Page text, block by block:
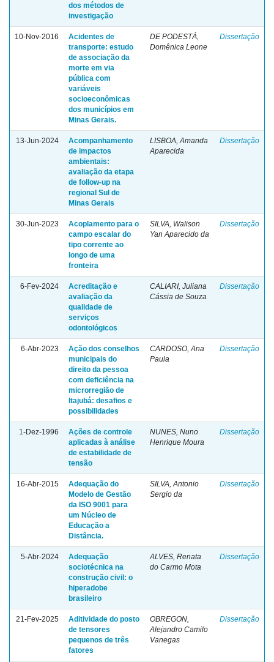
dos métodos de
investigação
10-Nov-2016
Acidentes de
transporte: estudo
de associação da
morte em via
pública com
variáveis
socioeconômicas
dos municípios em
Minas Gerais.
DE PODESTÁ,
Domênica Leone
Dissertação
13-Jun-2024
Acompanhamento
de impactos
ambientais:
avaliação da etapa
de follow-up na
regional Sul de
Minas Gerais
LISBOA, Amanda
Aparecida
Dissertação
30-Jun-2023
Acoplamento para o
campo escalar do
tipo corrente ao
longo de uma
fronteira
SILVA, Walison
Yan Aparecido da
Dissertação
6-Fev-2024
Acreditação e
avaliação da
qualidade de
serviços
odontológicos
CALIARI, Juliana
Cássia de Souza
Dissertação
6-Abr-2023
Ação dos conselhos
municipais do
direito da pessoa
com deficiência na
microrregião de
Itajubá: desafios e
possibilidades
CARDOSO, Ana
Paula
Dissertação
1-Dez-1996
Ações de controle
aplicadas à análise
de estabilidade de
tensão
NUNES, Nuno
Henrique Moura
Dissertação
16-Abr-2015
Adequação do
Modelo de Gestão
da ISO 9001 para
um Núcleo de
Educação a
Distância.
SILVA, Antonio
Sergio da
Dissertação
5-Abr-2024
Adequação
sociotécnica na
construção civil: o
hiperadobe
brasileiro
ALVES, Renata
do Carmo Mota
Dissertação
21-Fev-2025
Aditividade do posto
de tensores
pequenos de três
fatores
OBREGON,
Alejandro Camilo
Vanegas
Dissertação